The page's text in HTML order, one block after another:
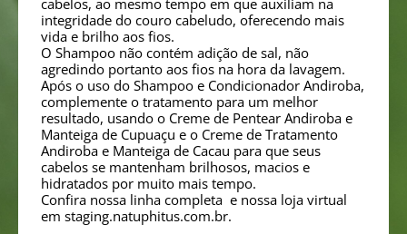
integridade do couro cabeludo, oferecendo mais
vida e brilho aos fios.
O Shampoo não contém adição de sal, não
agredindo portanto aos fios na hora da lavagem.
Após o uso do Shampoo e Condicionador Andiroba,
complemente o tratamento para um melhor
resultado, usando o Creme de Pentear Andiroba e
Manteiga de Cupuaçu e o Creme de Tratamento
Andiroba e Manteiga de Cacau para que seus
cabelos se mantenham brilhosos, macios e
hidratados por muito mais tempo.
Confira nossa linha completa e nossa loja virtual
em staging.natuphitus.com.br.